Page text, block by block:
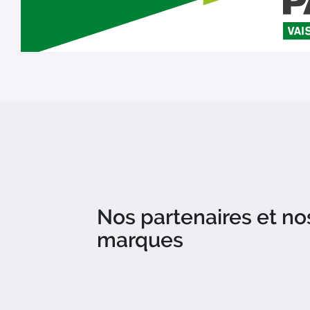
Nos partenaires et
marques